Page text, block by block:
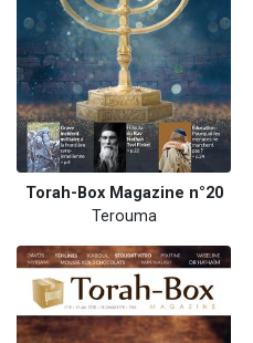
Torah-Box Magazine n°20
Terouma